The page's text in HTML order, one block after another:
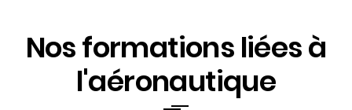
Nos formations liées à
l'aéronautique